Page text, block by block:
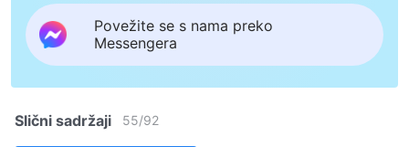
Povežite se s nama preko
Messengera
Slični sadržaji 55/92